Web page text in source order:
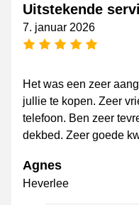
Uitstekende
7. januar 2026
Het was een zeer
jullie te kopen. Zeer
telefoon. Ben zeer
dekbed. Zeer goede
Agnes
Heverlee